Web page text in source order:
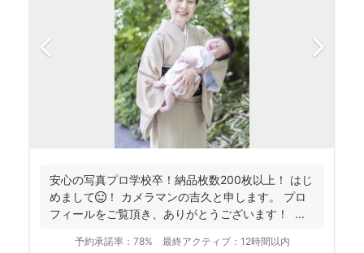
安心の写真プロ学校卒！納品枚数200枚以上！ はじ
めまして😊！ カメラマンの吉久と申します。 プロ
フィールをご覧頂き、ありがとうございます！ ...
予約承諾率： 78% 最終アクティブ： 12時間以内